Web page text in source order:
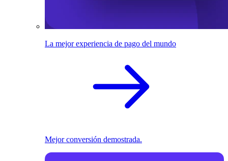
La mejor experiencia de pago del mundo
Mejor conversión demostrada.